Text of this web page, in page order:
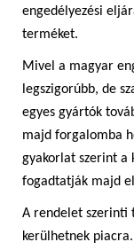
engedélyezési
terméket.
Mivel a magyar
legszigorúbb, de
egyes gyártók
majd forgalomba
gyakorlat szerint a
fogadtatják majd
A rendelet szerinti
kerülhetnek piacra.